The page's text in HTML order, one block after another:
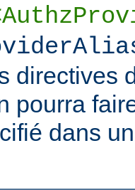
directives
pourra
dans